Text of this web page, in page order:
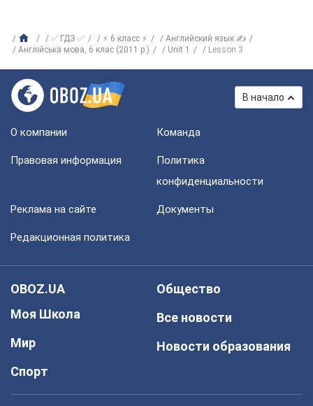
✅ ГДЗ ✅ ⚡ 6 класс ⚡
Английский язык ✍
Англійська мова, 6 клас (2011 р.)
Unit 1 Lesson 3
В начало
О компании Команда
Правовая информация
Политика
конфиденциальности
Реклама на сайте Документы
Редакционная политика
OBOZ.UA
Моя Школа
Мир
Спорт
Общество
Все новости
Новости образования